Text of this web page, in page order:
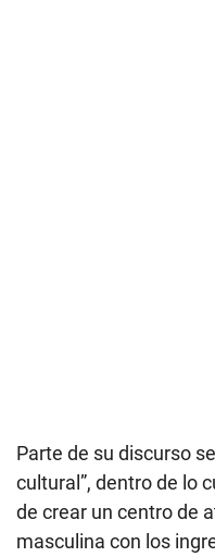
Parte de su discurso
cultural”, dentro de lo
de crear un centro de
masculina con los